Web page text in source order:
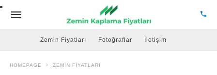
Zemin Fiyatları Fotoğraflar İletişim
HOMEPAGE ZEMIN FIYATLARI